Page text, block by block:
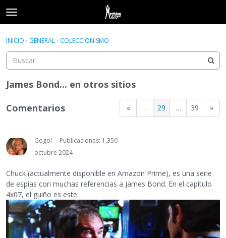
t
o
g
e
e
u
Acceder
Acceder Registrarse
INICIO › GENERAL› COLECCIONISMO
James Bond... en otros sitios
« … 29 … 39 »
Comentarios
Gogol
Publicaciones: 1,350
octubre 2024
Chuck (actualmente disponible en Amazon Prime), es una serie
de espías con muchas referencias a James Bond. En el capítulo
4x07, el guiño es este: